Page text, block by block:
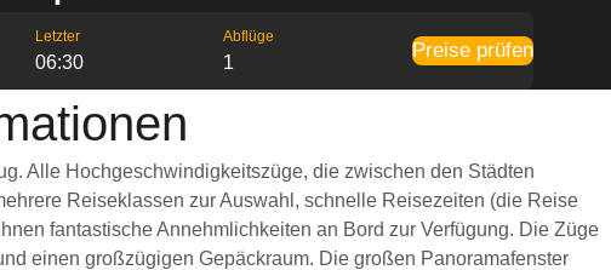
Letzter
06:30
Abflüge
1
Preise prüfen
Alle Hochgeschwindigkeitszüge, die zwischen den Städten
Reiseklassen zur Auswahl, schnelle Reisezeiten (die Reise
fantastische Annehmlichkeiten an Bord zur Verfügung. Die Züge
einen großzügigen Gepäckraum. Die großen Panoramafenster